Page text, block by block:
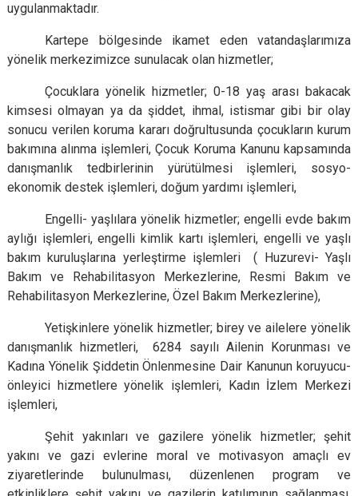
uygulanmaktadır.
Kartepe bölgesinde ikamet eden vatandaşlarımıza
yönelik merkezimizce sunulacak olan hizmetler;
Çocuklara yönelik hizmetler; 0-18 yaş arası bakacak
kimsesi olmayan ya da şiddet, ihmal, istismar gibi bir olay
sonucu verilen koruma kararı doğrultusunda çocukların kurum
bakımına alınma işlemleri, Çocuk Koruma Kanunu kapsamında
danışmanlık tedbirlerinin yürütülmesi işlemleri, sosyo-
ekonomik destek işlemleri, doğum yardımı işlemleri,
Engelli- yaşlılara yönelik hizmetler; engelli evde bakım
aylığı işlemleri, engelli kimlik kartı işlemleri, engelli ve yaşlı
bakım kuruluşlarına yerleştirme işlemleri ( Huzurevi- Yaşlı
Bakım ve Rehabilitasyon Merkezlerine, Resmi Bakım ve
Rehabilitasyon Merkezlerine, Özel Bakım Merkezlerine),
Yetişkinlere yönelik hizmetler; birey ve ailelere yönelik
danışmanlık hizmetleri, 6284 sayılı Ailenin Korunması ve
Kadına Yönelik Şiddetin Önlenmesine Dair Kanunun koruyucu-
önleyici hizmetlere yönelik işlemleri, Kadın İzlem Merkezi
işlemleri,
Şehit yakınları ve gazilere yönelik hizmetler; şehit
yakını ve gazi evlerine moral ve motivasyon amaçlı ev
ziyaretlerinde bulunulması, düzenlenen program ve